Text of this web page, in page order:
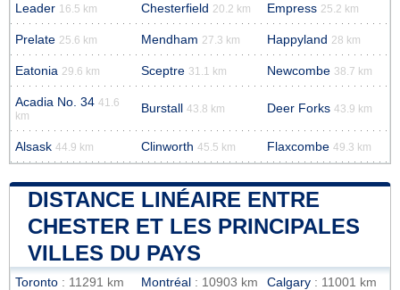
Leader 16.5 km Chesterfield 20.2 km Empress 25.2 km
Prelate 25.6 km Mendham 27.3 km Happyland 28 km
Eatonia 29.6 km Sceptre 31.1 km Newcombe 38.7 km
Acadia No. 34 41.6
km
Burstall 43.8 km Deer Forks 43.9 km
Alsask 44.9 km Clinworth 45.5 km Flaxcombe 49.3 km
DISTANCE LINÉAIRE ENTRE
CHESTER ET LES PRINCIPALES
VILLES DU PAYS
Toronto : 11291 km Montréal : 10903 km Calgary : 11001 km